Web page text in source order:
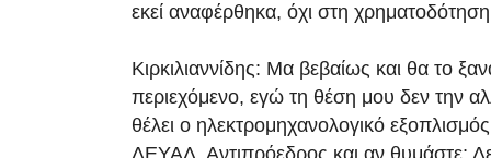
εκεί αναφέρθηκα, όχι στη
Κιρκιλιαννίδης: Μα βεβαίως και θα το
περιεχόμενο, εγώ τη θέση μου δεν την
θέλει ο ηλεκτρομηχανολογικό
ΔΕΥΑΛ. Αντιπρόεδρος και αν θυμάστε;